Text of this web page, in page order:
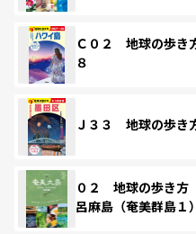
Ｃ０２ 地球の歩き
８
Ｊ３３ 地球の歩
０２ 地球の歩き
呂麻島（奄美群島